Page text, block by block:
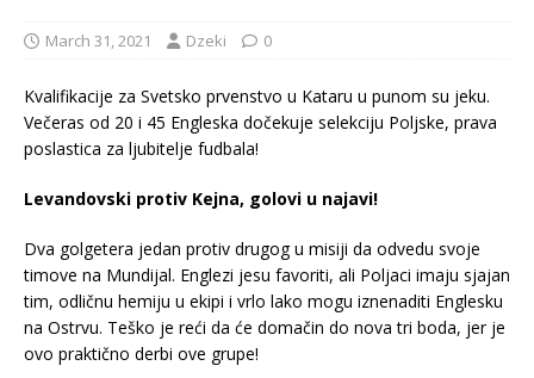
March 31, 2021 Dzeki 0
Kvalifikacije za Svetsko prvenstvo u Kataru u punom su jeku.
Večeras od 20 i 45 Engleska dočekuje selekciju Poljske, prava
poslastica za ljubitelje fudbala!
Levandovski protiv Kejna, golovi u najavi!
Dva golgetera jedan protiv drugog u misiji da odvedu svoje
timove na Mundijal. Englezi jesu favoriti, ali Poljaci imaju sjajan
tim, odličnu hemiju u ekipi i vrlo lako mogu iznenaditi Englesku
na Ostrvu. Teško je reći da će domačin do nova tri boda, jer je
ovo praktično derbi ove grupe!